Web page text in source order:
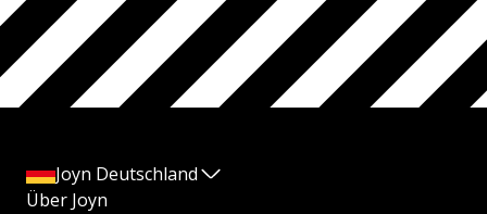
Joyn Deutschland
Über Joyn